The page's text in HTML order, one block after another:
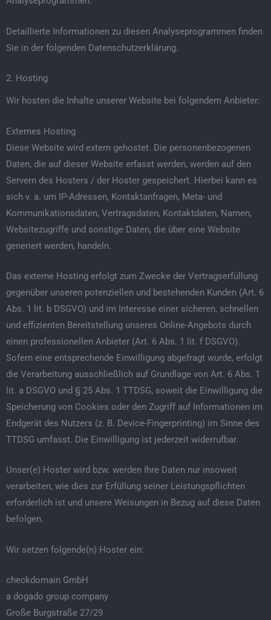
Detaillierte Informationen zu diesen Analyseprogrammen finden
Sie in der folgenden Datenschutzerklärung.
2. Hosting
Wir hosten die Inhalte unserer Website bei folgendem Anbieter:
Externes Hosting
Diese Website wird extern gehostet. Die personenbezogenen
Daten, die auf dieser Website erfasst werden, werden auf den
Servern des Hosters / der Hoster gespeichert. Hierbei kann es
sich v. a. um IP-Adressen, Kontaktanfragen, Meta- und
Kommunikationsdaten, Vertragsdaten, Kontaktdaten, Namen,
Websitezugriffe und sonstige Daten, die über eine Website
generiert werden, handeln.
Das externe Hosting erfolgt zum Zwecke der Vertragserfüllung
gegenüber unseren potenziellen und bestehenden Kunden (Art. 6
Abs. 1 lit. b DSGVO) und im Interesse einer sicheren, schnellen
und effizienten Bereitstellung unseres Online-Angebots durch
einen professionellen Anbieter (Art. 6 Abs. 1 lit. f DSGVO).
Sofern eine entsprechende Einwilligung abgefragt wurde, erfolgt
die Verarbeitung ausschließlich auf Grundlage von Art. 6 Abs. 1
lit. a DSGVO und § 25 Abs. 1 TTDSG, soweit die Einwilligung die
Speicherung von Cookies oder den Zugriff auf Informationen im
Endgerät des Nutzers (z. B. Device-Fingerprinting) im Sinne des
TTDSG umfasst. Die Einwilligung ist jederzeit widerrufbar.
Unser(e) Hoster wird bzw. werden Ihre Daten nur insoweit
verarbeiten, wie dies zur Erfüllung seiner Leistungspflichten
erforderlich ist und unsere Weisungen in Bezug auf diese Daten
befolgen.
Wir setzen folgende(n) Hoster ein:
checkdomain GmbH
a dogado group company
Große Burgstraße 27/29